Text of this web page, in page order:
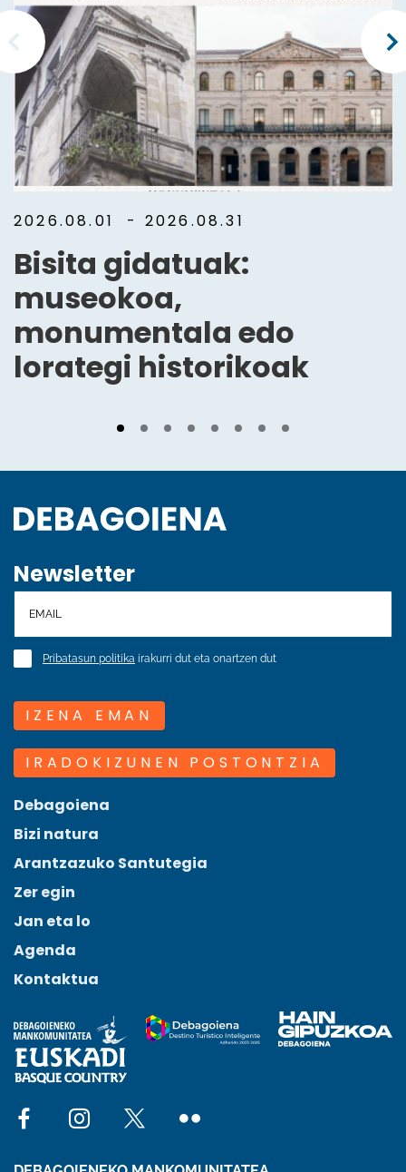
2026.08.01 - 2026.08.31
Bisita gidatuak:
museokoa,
monumentala edo
lorategi historikoak
Newsletter
Pribatasun politika irakurri dut eta onartzen dut
IZENA EMAN
IRADOKIZUNEN POSTONTZIA
Debagoiena
Bizi natura
Arantzazuko Santutegia
Zer egin
Jan eta lo
Agenda
Kontaktua
Social network facebook
Social network instagram
Social network x
Social network flickr